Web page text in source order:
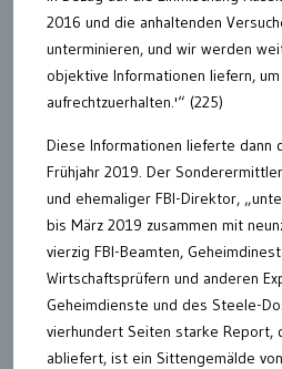
2016 und die anhaltenden
unterminieren, und wir werden
objektive Informationen liefern,
aufrechtzuerhalten.'“ (225)
Diese Informationen lieferte dann
Frühjahr 2019. Der
und ehemaliger FBI-Direktor,
bis März 2019 zusammen mit
vierzig FBI-Beamten,
Wirtschaftsprüfern und anderen
Geheimdienste und des Steele-
vierhundert Seiten starke Report,
abliefert, ist ein Sittengemälde